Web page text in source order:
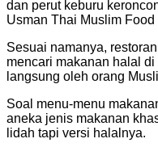
dan perut keburu
Usman Thai Muslim
Sesuai namanya,
mencari makanan halal
langsung oleh orang
Soal menu-menu
aneka jenis makanan
lidah tapi versi halalnya.